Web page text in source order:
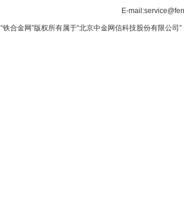
E-
“铁合金网”版权所有属于“北京中金网信科技股份有限公司